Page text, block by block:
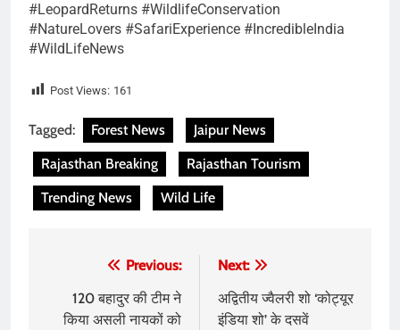
#LeopardReturns #WildlifeConservation
#NatureLovers #SafariExperience #IncredibleIndia
#WildLifeNews
Post Views: 161
Tagged: Forest News
Jaipur News
Rajasthan Breaking
Rajasthan Tourism
Trending News
Wild Life
navigation
Previous:
120 बहादुर की टीम ने
किया असली नायकों को
Next:
अद्वितीय ज्वैलरी शो ‘कोट्यूर
इंडिया शो’ के दसवें